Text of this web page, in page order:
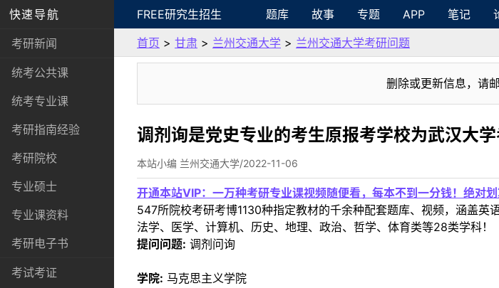
快速导航
考研新闻
统考公共课
统考专业课
考研指南经验
考研院校
专业硕士
专业课资料
考研电子书
考试考证
FREE研究生招生 题库 故事 专题 APP 笔记
首页 > 甘肃 > 兰州交通大学 > 兰州交通大学考研问题
删除或更新信息，请
调剂询是党史专业的考生原报考学校为武汉大
本站小编 兰州交通大学/2022-11-06
开通本站VIP：一万种考研专业课视频随便看，每本不到一分钱！绝对划
547所院校考研考博1130种指定教材的千余种配套题库、视频，涵盖英
法学、医学、计算机、历史、地理、政治、哲学、体育类等28类学科！
提问问题: 调剂问询
学院: 马克思主义学院